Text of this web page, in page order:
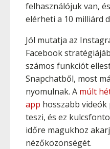
felhasználójuk van,
elérheti a 10 milliárd
Jól mutatja az
Facebook
számos funkciót
Snapchatből, most
nyomulnak. A múlt
app hosszabb
teszi, és ez
időre magukhoz
nézőközönségét.